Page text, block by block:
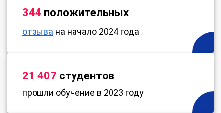
344 положительных
отзыва на начало 2024 года
21 407 студентов
прошли обучение в 2023 году